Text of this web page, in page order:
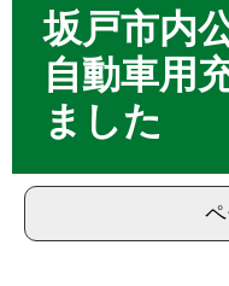
坂戸市内
自動車用
ました